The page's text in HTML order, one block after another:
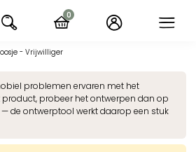
- Vrijwilliger
problemen ervaren met het
probeer het ontwerpen dan op
de ontwerptool werkt daarop een stuk
0
items